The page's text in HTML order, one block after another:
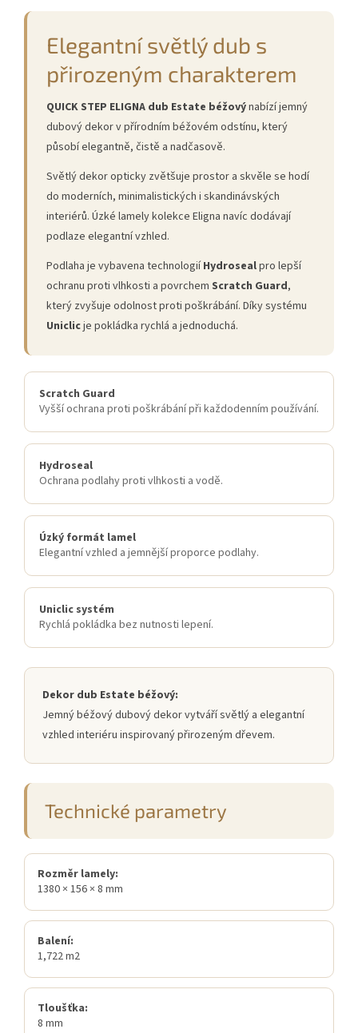
Elegantní světlý dub s
přirozeným charakterem
QUICK STEP ELIGNA dub Estate béžovýnabízí jemný
dubový dekor v přírodním béžovém odstínu, který
působí elegantně, čistě a nadčasově.
Světlý dekor opticky zvětšuje prostor a skvěle se hodí
do moderních, minimalistických i skandinávských
interiérů. Úzké lamely kolekce Eligna navíc dodávají
podlaze elegantní vzhled.
Podlaha je vybavena technologiíHydrosealpro lepší
ochranu proti vlhkosti a povrchem Scratch Guard,
který zvyšuje odolnost proti poškrábání. Díky systému
Uniclicje pokládka rychlá a jednoduchá.
Scratch Guard
Vyšší ochrana proti poškrábání při každodenním používání.
Hydroseal
Ochrana podlahy proti vlhkosti a vodě.
Úzký formát lamel
Elegantní vzhled a jemnější proporce podlahy.
Uniclic systém
Rychlá pokládka bez nutnosti lepení.
Dekor dub Estate béžový:
Jemný béžový dubový dekor vytváří světlý a elegantní
vzhled interiéru inspirovaný přirozeným dřevem.
Technické parametry
Rozměr lamely:
1380 × 156 × 8 mm
Balení:
1,722 m2
Tloušťka:
8 mm